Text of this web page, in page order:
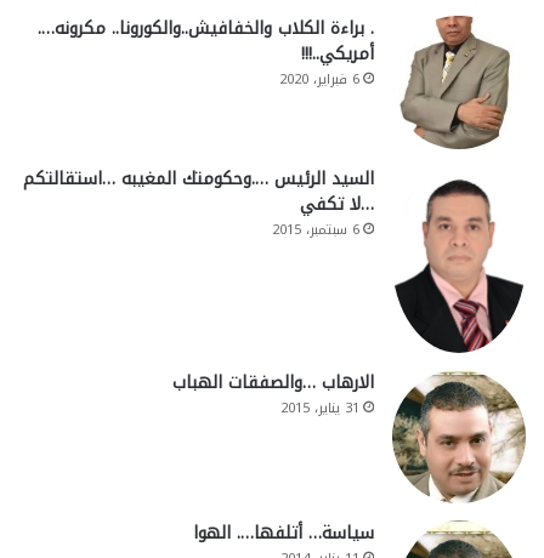
. براءة الكلاب والخفافيش..والكورونا.. مكرونه….
أمريكي..!!!
6 فبراير، 2020
السيد الرئيس ….وحكومتك المغيبه …استقالتكم
…لا تكفي
6 سبتمبر، 2015
الارهاب …والصفقات الهباب
31 يناير، 2015
سياسة… أتلفها…. الهوا